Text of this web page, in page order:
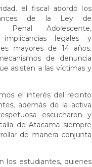
el fiscal abordó los
de la Ley de
Penal Adolescente,
implicancias legales y
mayores de 14 años.
de denuncia
asisten a las víctimas y
el interés del recinto
además de la activa
escucharon y
de Atacama siempre
de manera conjunta
los estudiantes, quienes